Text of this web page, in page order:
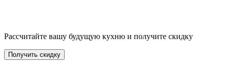
Рассчитайте вашу будущую кухню и получите скидку
Получить скидку